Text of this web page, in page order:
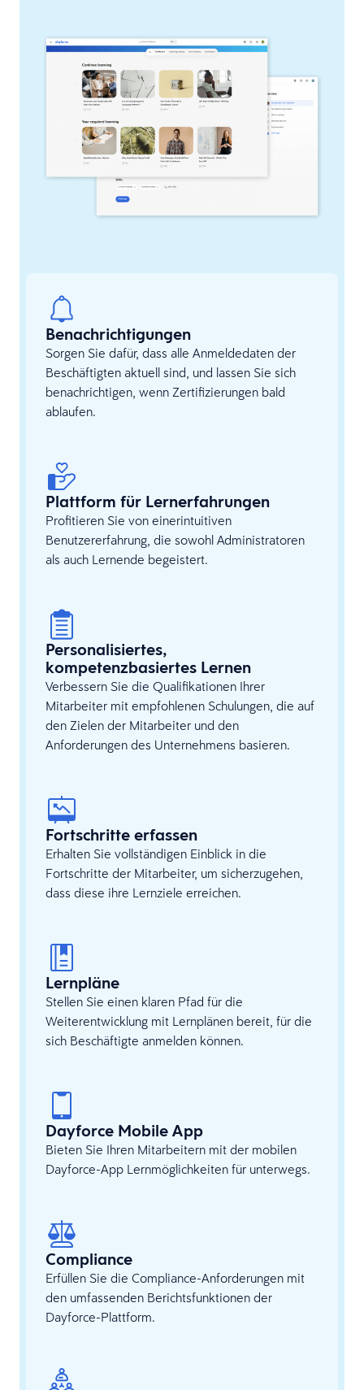
Benachrichtigungen
Sorgen Sie dafür, dass alle Anmeldedaten der
Beschäftigten aktuell sind, und lassen Sie sich
benachrichtigen, wenn Zertifizierungen bald
ablaufen.
Plattform für Lernerfahrungen
Profitieren Sie von einerintuitiven
Benutzererfahrung, die sowohl Administratoren
als auch Lernende begeistert.
Personalisiertes,
kompetenzbasiertes Lernen
Verbessern Sie die Qualifikationen Ihrer
Mitarbeiter mit empfohlenen Schulungen, die auf
den Zielen der Mitarbeiter und den
Anforderungen des Unternehmens basieren.
Fortschritte erfassen
Erhalten Sie vollständigen Einblick in die
Fortschritte der Mitarbeiter, um sicherzugehen,
dass diese ihre Lernziele erreichen.
Lernpläne
Stellen Sie einen klaren Pfad für die
Weiterentwicklung mit Lernplänen bereit, für die
sich Beschäftigte anmelden können.
Dayforce Mobile App
Bieten Sie Ihren Mitarbeitern mit der mobilen
Dayforce-App Lernmöglichkeiten für unterwegs.
Compliance
Erfüllen Sie die Compliance-Anforderungen mit
den umfassenden Berichtsfunktionen der
Dayforce-Plattform.